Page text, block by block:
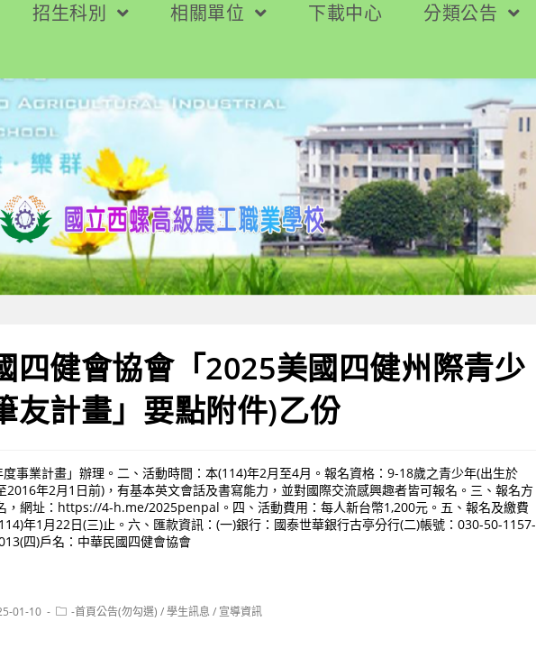
招生科別 相關單位 下載中心 分類公告
四健會協會「2025美國四健州際青少
友計畫」要點附件)乙份
事業計畫」辦理。二、活動時間：本(114)年2月至4月。報名資格：9-18歲之青少年(出生於
2016年2月1日前)，有基本英文會話及書寫能力，並對國際交流感興趣者皆可報名。三、報名方
，網址：https://4-h.me/2025penpal。四、活動費用：每人新台幣1,200元。五、報名及繳費
年1月22日(三)止。六、匯款資訊：(一)銀行：國泰世華銀行古亭分行(二)帳號：030-50-1157-
四)戶名：中華民國四健會協會
01-10
Post-首頁公告(勿勾選) /學生訊息 / 宣導資訊